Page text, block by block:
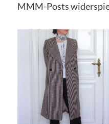
MMM-Posts